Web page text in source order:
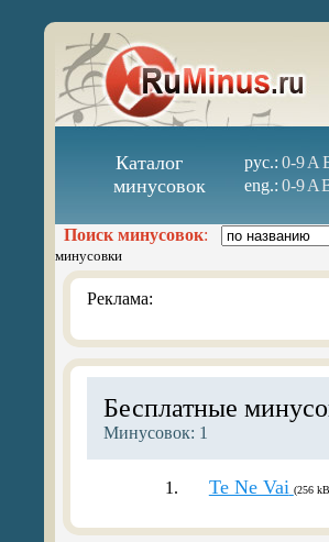
Каталог
минусовок
рус.: 0-9А
eng.: 0-9A
Поиск минусовок:
минусовки
Реклама:
Бесплатные
Минусовок: 1
1. Te Ne Vai (256